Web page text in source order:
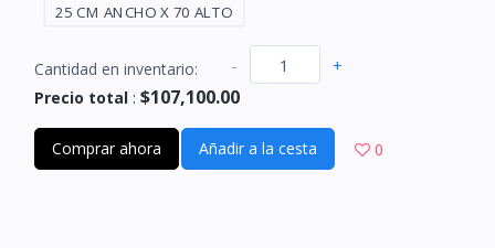
25 CM ANCHO X 70 ALTO
Cantidad en inventario: - +
Precio total : $107,100.00
Comprar ahora Añadir a la cesta 0